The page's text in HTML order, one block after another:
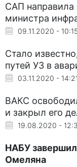
САП направила
министра
09.11.2020 -
Стало
путей УЗ в
03.11.2020 -
ВАКС
и закрыл его
19.08.2020 -
НАБУ
Омеляна